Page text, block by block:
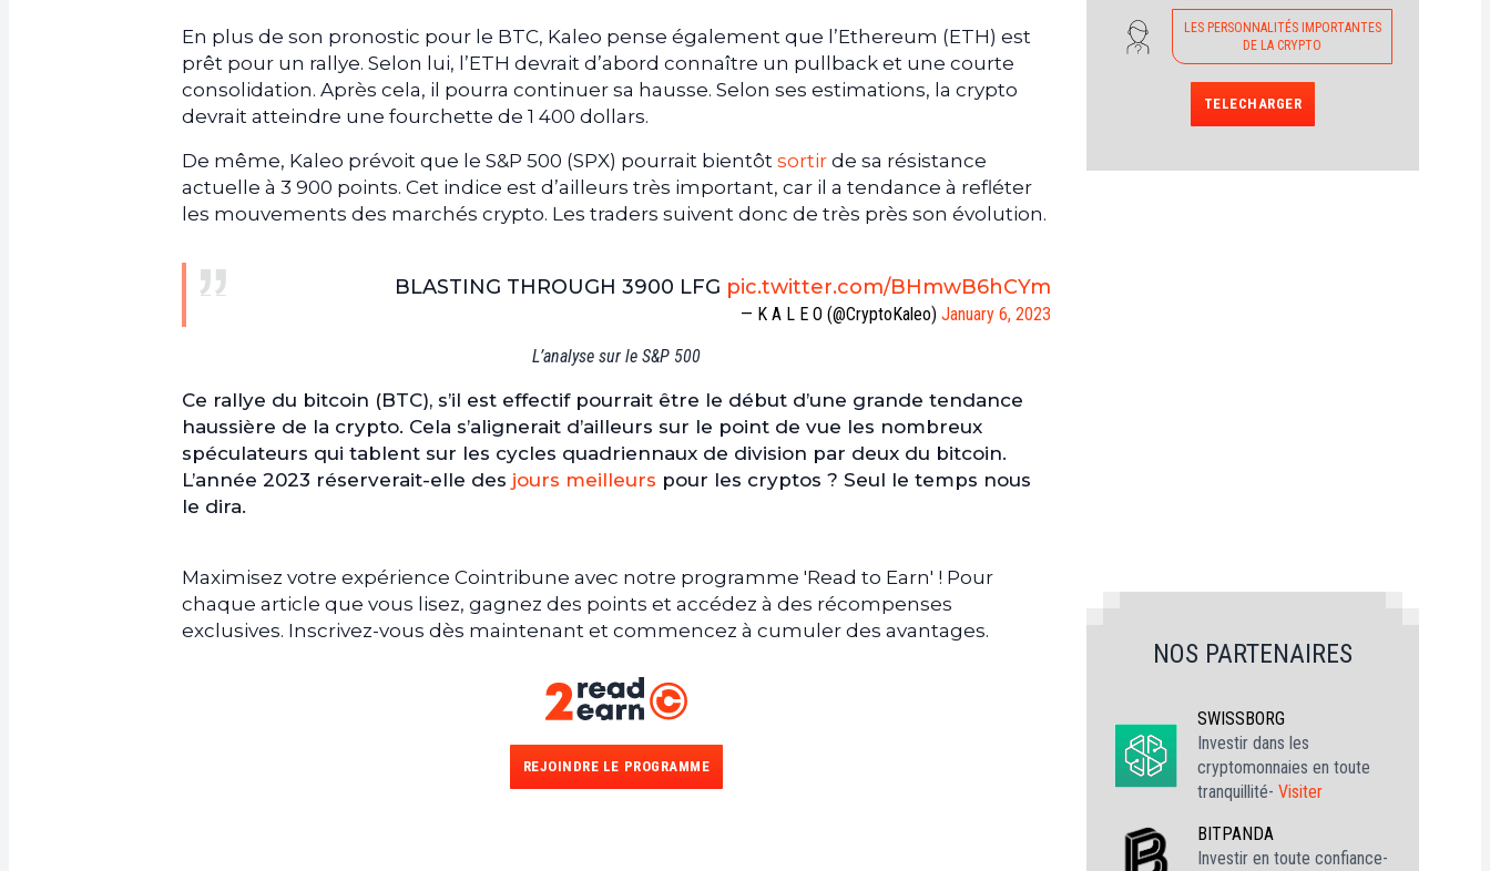
En plus de son pronostic pour le BTC, Kaleo pense également que l’Ethereum (ETH) est
prêt pour un rallye. Selon lui, l’ETH devrait d’abord connaître un pullback et une courte
consolidation. Après cela, il pourra continuer sa hausse. Selon ses estimations, la crypto
devrait atteindre une fourchette de 1 400 dollars.
De même, Kaleo prévoit que le S&P 500 (SPX) pourrait bientôt sortir de sa résistance
actuelle à 3 900 points. Cet indice est d’ailleurs très important, car il a tendance à refléter
les mouvements des marchés crypto. Les traders suivent donc de très près son évolution.
BLASTING THROUGH 3900 LFG pic.twitter.com/BHmwB6hCYm
— K A L E O (@CryptoKaleo) January 6, 2023
L’analyse sur le S&P 500
Ce rallye du bitcoin (BTC), s’il est effectif pourrait être le début d’une grande tendance
haussière de la crypto. Cela s’alignerait d’ailleurs sur le point de vue les nombreux
spéculateurs qui tablent sur les cycles quadriennaux de division par deux du bitcoin.
L’année 2023 réserverait-elle des jours meilleurs pour les cryptos ? Seul le temps nous
le dira.
Maximisez votre expérience Cointribune avec notre programme 'Read to Earn' ! Pour
chaque article que vous lisez, gagnez des points et accédez à des récompenses
exclusives. Inscrivez-vous dès maintenant et commencez à cumuler des avantages.
REJOINDRE LE PROGRAMME
LES PERSONNALITÉS IMPORTANTES
DE LA CRYPTO
TELECHARGER
NOS PARTENAIRES
SWISSBORG
Investir dans les
cryptomonnaies en toute
tranquillité- Visiter
BITPANDA
Investir en toute confiance-